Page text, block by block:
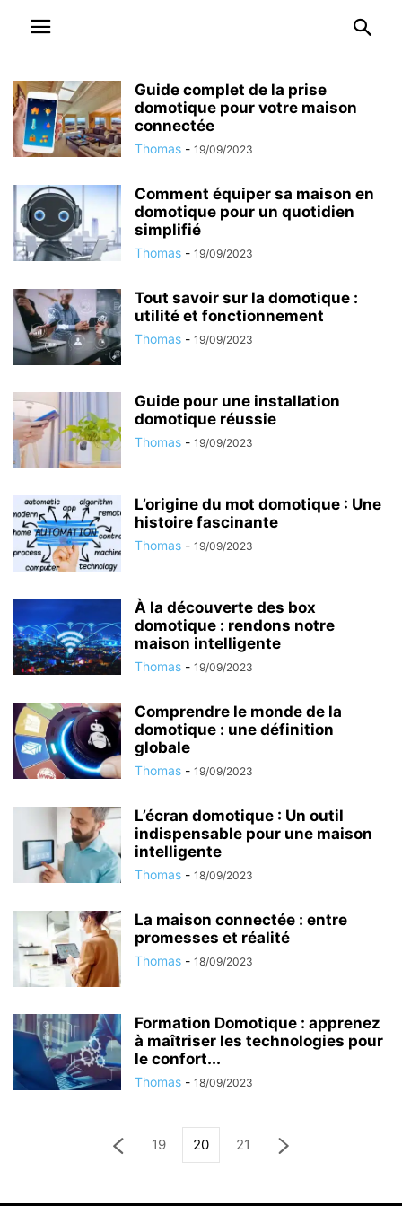
Guide complet de la prise
domotique pour votre maison
connectée
Thomas - 19/09/2023
Comment équiper sa maison en
domotique pour un quotidien
simplifié
Thomas - 19/09/2023
Tout savoir sur la domotique :
utilité et fonctionnement
Thomas - 19/09/2023
Guide pour une installation
domotique réussie
Thomas - 19/09/2023
L’origine du mot domotique : Une
histoire fascinante
Thomas - 19/09/2023
À la découverte des box
domotique : rendons notre
maison intelligente
Thomas - 19/09/2023
Comprendre le monde de la
domotique : une définition
globale
Thomas - 19/09/2023
L’écran domotique : Un outil
indispensable pour une maison
intelligente
Thomas - 18/09/2023
La maison connectée : entre
promesses et réalité
Thomas - 18/09/2023
Formation Domotique : apprenez
à maîtriser les technologies pour
le confort...
Thomas - 18/09/2023
19 20 21